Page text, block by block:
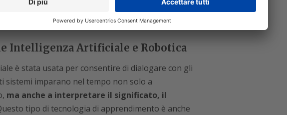
problemi urgenti che altrimenti
maggiore.
Intelligenza Artificiale e Robotica
è stata usata per consentire di dialogare con gli
sistemi imparano nel tempo non solo a
ma anche a interpretare il significato, il
tipo di tecnologia di apprendimento è anche